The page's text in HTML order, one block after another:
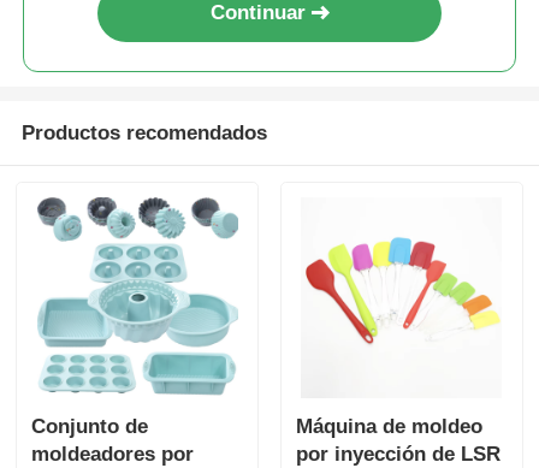
Continuar
Productos recomendados
Conjunto de
moldeadores por
Máquina de moldeo
por inyección de LSR